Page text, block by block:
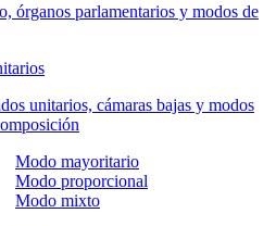
órganos parlamentarios y modos de
unitarios, cámaras bajas y modos
Modo mayoritario
Modo proporcional
Modo mixto